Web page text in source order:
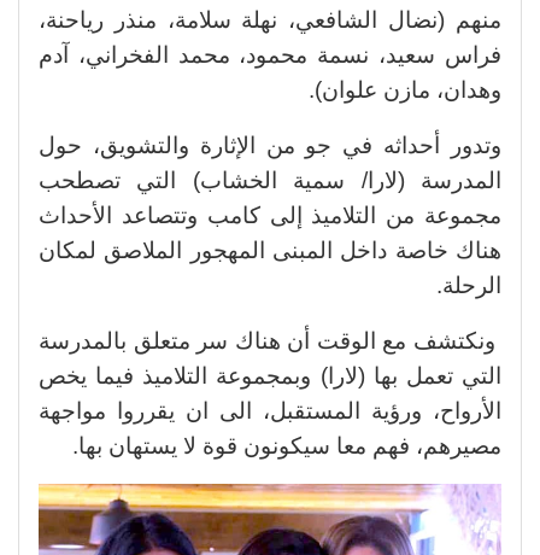
منهم (نضال الشافعي، نهلة سلامة، منذر رياحنة،
فراس سعيد، نسمة محمود، محمد الفخراني، آدم
وهدان، مازن علوان).
وتدور أحداثه في جو من الإثارة والتشويق، حول
المدرسة (لارا/ سمية الخشاب) التي تصطحب
مجموعة من التلاميذ إلى كامب وتتصاعد الأحداث
هناك خاصة داخل المبنى المهجور الملاصق لمكان
الرحلة.
ونكتشف مع الوقت أن هناك سر متعلق بالمدرسة
التي تعمل بها (لارا) وبمجموعة التلاميذ فيما يخص
الأرواح، ورؤية المستقبل، الى ان يقرروا مواجهة
مصيرهم، فهم معا سيكونون قوة لا يستهان بها.